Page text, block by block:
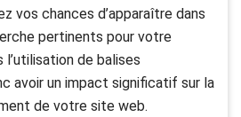
vos chances d’apparaître dans
pertinents pour votre
de balises
avoir un impact significatif sur la
de votre site web.